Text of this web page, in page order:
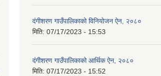
दंगीशरण गाउँपालिकाको विनियोजन ऐन, २०८०
मिति: 07/17/2023 - 15:53
दंगीशरण गाउँपालिकाको आर्थिक ऐन, २०८०
मिति: 07/17/2023 - 15:52